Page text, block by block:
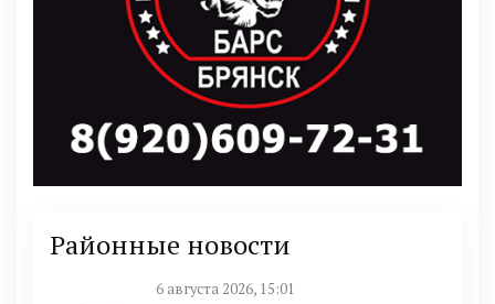
Районные новости
6 августа 2026, 15:01